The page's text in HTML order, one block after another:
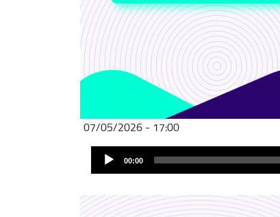
07/05/2026 - 17:00
Audio
Player 00:00